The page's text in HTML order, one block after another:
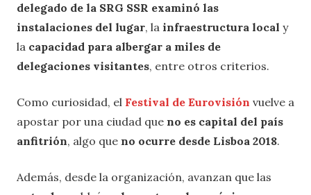
delegado de la SRG SSR examinó las
instalaciones del lugar, la infraestructura local y
la capacidad para albergar a miles de
delegaciones visitantes, entre otros criterios.
Como curiosidad, el Festival de Eurovisión vuelve a
apostar por una ciudad que no es capital del país
anfitrión, algo que no ocurre desde Lisboa 2018.
Además, desde la organización, avanzan que las